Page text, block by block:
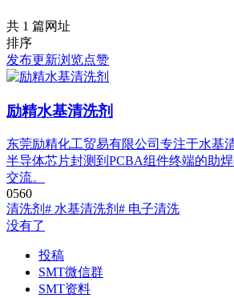
共 1 篇网址
排序
发布更新浏览点赞
励精水基清洗剂
东莞励精化工贸易有限公司专注于水基
半导体芯片封测到PCBA组件终端的助
交流。
0560
清洗剂 # 水基清洗剂 # 电子清洗
没有了
投稿
SMT微信群
SMT资料